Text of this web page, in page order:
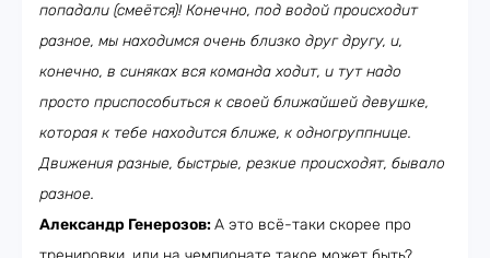
попадали (смеётся)! Конечно, под водой происходит
разное, мы находимся очень близко друг другу, и,
конечно, в синяках вся команда ходит, и тут надо
просто приспособиться к своей ближайшей девушке,
которая к тебе находится ближе, к одногруппнице.
Движения разные, быстрые, резкие происходят, бывало
разное.
Александр Генерозов:А это всё-таки скорее про